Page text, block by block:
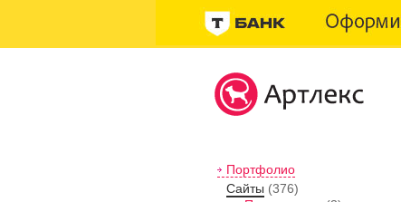
Портфолио
Сайты (376)